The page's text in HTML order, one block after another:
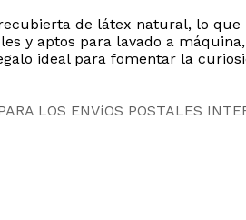
de látex natural, lo que
y aptos para lavado a
ideal para fomentar la
LOS ENVíOS POSTALES